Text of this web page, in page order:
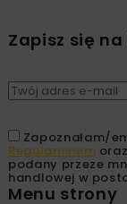
Zapisz się
Zapoznałam/
Regulaminem
podany przeze
handlowej w
Menu strony